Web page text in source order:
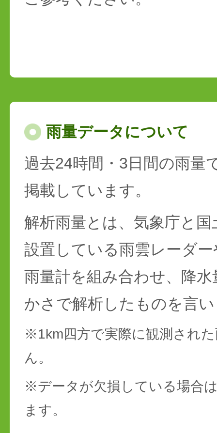
雨量データについて
過去24時間・3日間の雨量
掲載しています。
解析雨量とは、気象庁と
設置している雨雲レーダ
雨量計を組み合わせ、降
かさで解析したものを言
※1km四方で実際に観測され
ん。
※データが欠損している場合
ます。